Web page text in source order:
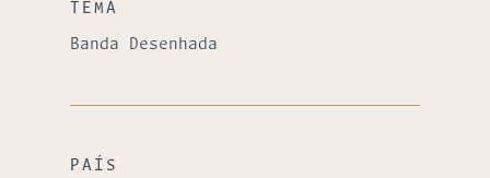
TEMA
Banda Desenhada
PAÍS